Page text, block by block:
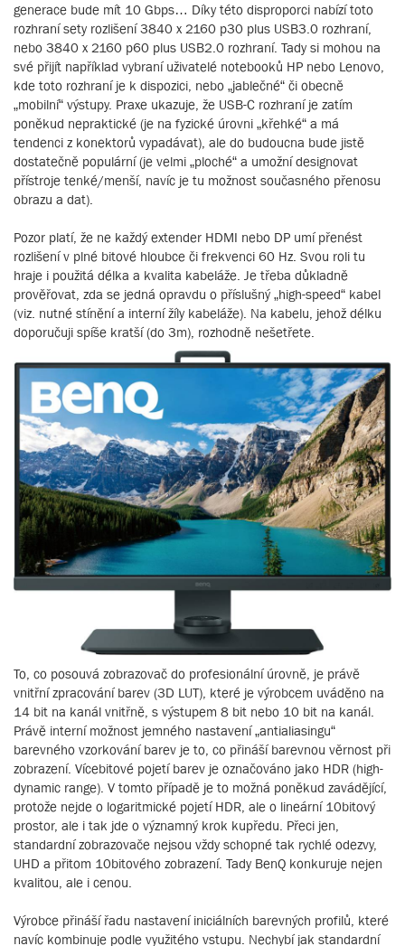
generace bude mít 10 Gbps… Díky této disproporci nabízí toto
rozhraní sety rozlišení 3840 x 2160 p30 plus USB3.0 rozhraní,
nebo 3840 x 2160 p60 plus USB2.0 rozhraní. Tady si mohou na
své přijít například vybraní uživatelé notebooků HP nebo Lenovo,
kde toto rozhraní je k dispozici, nebo „jablečné“ či obecně
„mobilní“ výstupy. Praxe ukazuje, že USB-C rozhraní je zatím
poněkud nepraktické (je na fyzické úrovni „křehké“ a má
tendenci z konektorů vypadávat), ale do budoucna bude jistě
dostatečně populární (je velmi „ploché“ a umožní designovat
přístroje tenké/menší, navíc je tu možnost současného přenosu
obrazu a dat).
Pozor platí, že ne každý extender HDMI nebo DP umí přenést
rozlišení v plné bitové hloubce či frekvenci 60 Hz. Svou roli tu
hraje i použitá délka a kvalita kabeláže. Je třeba důkladně
prověřovat, zda se jedná opravdu o příslušný „high-speed“ kabel
(viz. nutné stínění a interní žíly kabeláže). Na kabelu, jehož délku
doporučuji spíše kratší (do 3m), rozhodně nešetřete.
To, co posouvá zobrazovač do profesionální úrovně, je právě
vnitřní zpracování barev (3D LUT), které je výrobcem uváděno na
14 bit na kanál vnitřně, s výstupem 8 bit nebo 10 bit na kanál.
Právě interní možnost jemného nastavení „antialiasingu“
barevného vzorkování barev je to, co přináší barevnou věrnost při
zobrazení. Vícebitové pojetí barev je označováno jako HDR (high-
dynamic range). V tomto případě je to možná poněkud zavádějící,
protože nejde o logaritmické pojetí HDR, ale o lineární 10bitový
prostor, ale i tak jde o významný krok kupředu. Přeci jen,
standardní zobrazovače nejsou vždy schopné tak rychlé odezvy,
UHD a přitom 10bitového zobrazení. Tady BenQ konkuruje nejen
kvalitou, ale i cenou.
Výrobce přináší řadu nastavení iniciálních barevných profilů, které
navíc kombinuje podle využitého vstupu. Nechybí jak standardní